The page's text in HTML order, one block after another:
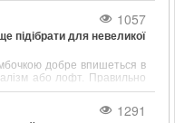
і привабливим зовнішнім
1057
підібрати для невеликої
добре впишеться в
або лофт. Правильно
сантехніки допоможуть
1291